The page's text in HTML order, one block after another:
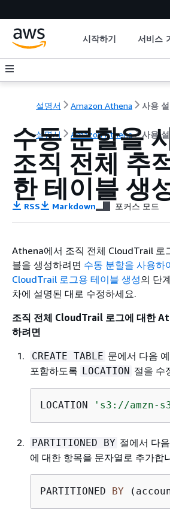
시작하기 서비스
설명서 Amazon Athena 사용
설명서 Amazon Athena 사용
수동 분할을
조직 전체 추
한 테이블 생
RSS Markdown 포커스 모드
Athena에서 조직 전체 CloudTrail 로
블을 생성하려면 수동 분할을 사용하
CloudTrail 로그용 테이블 생성의 단
차에 설명된 대로 수정하세요.
조직 전체 CloudTrail 로그에 대한
하려면
CREATE TABLE 문에서 다음
포함하도록 LOCATION 절을 수
LOCATION 's3://amzn-
PARTITIONED BY 절에서 다
에 대한 항목을 문자열로 추가합
PARTITIONED BY